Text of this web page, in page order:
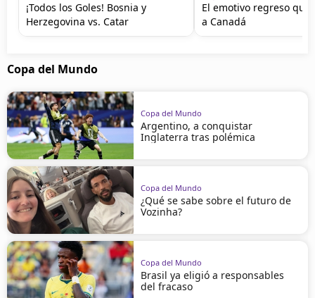
¡Todos los Goles! Bosnia y
Herzegovina vs. Catar
El emotivo regreso que
a Canadá
Copa del Mundo
Copa del Mundo
Argentino, a conquistar
Inglaterra tras polémica
Copa del Mundo
¿Qué se sabe sobre el futuro de
Vozinha?
Copa del Mundo
Brasil ya eligió a responsables
del fracaso